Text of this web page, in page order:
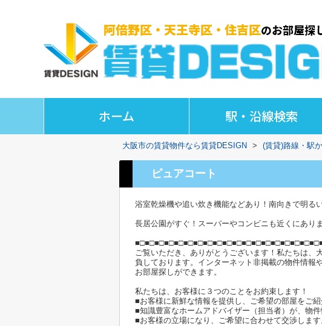
ホーム 駅・沿線検索
大阪市の賃貸物件なら賃貸DESIGN > (賃貸)路線・駅
ピュアコート
浴室乾燥機や追い炊き機能などあり！南向きで明る
長居公園がすぐ！スーパーやコンビニも近くにありま
ご覧いただき、ありがとうございます！私たちは、
負しております。インターネット非掲載の物件情報
お部屋探しができます。
私たちは、お客様に３つのことをお約束します！
■お客様に新鮮な情報を提供し、ご希望の部屋をご紹
■知識豊富なホームアドバイザー（担当者）が、物件
■お客様の立場になり、ご希望に合わせて交渉します